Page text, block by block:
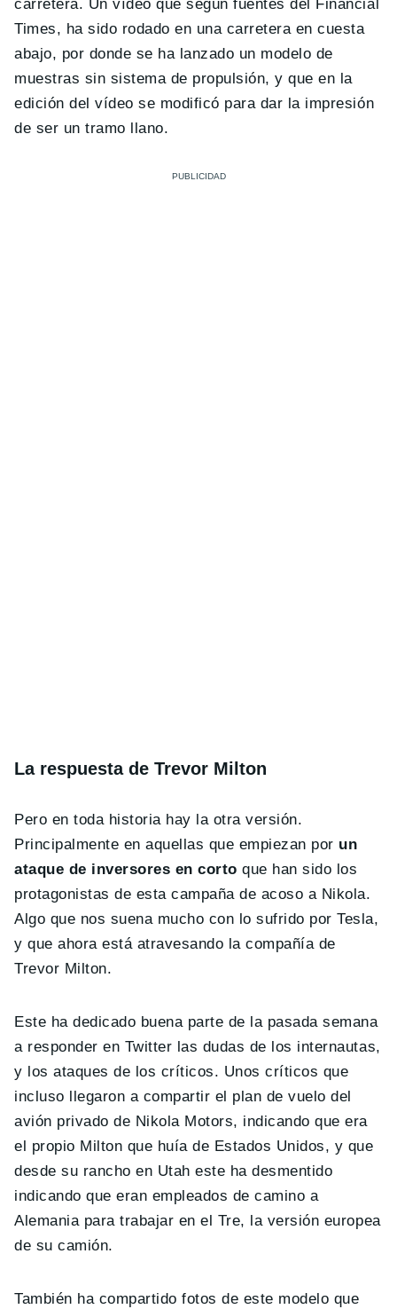
carretera. Un vídeo que según fuentes del Financial
Times, ha sido rodado en una carretera en cuesta
abajo, por donde se ha lanzado un modelo de
muestras sin sistema de propulsión, y que en la
edición del vídeo se modificó para dar la impresión
de ser un tramo llano.
La respuesta de Trevor Milton
Pero en toda historia hay la otra versión.
Principalmente en aquellas que empiezan por un
ataque de inversores en corto que han sido los
protagonistas de esta campaña de acoso a Nikola.
Algo que nos suena mucho con lo sufrido por Tesla,
y que ahora está atravesando la compañía de
Trevor Milton.
Este ha dedicado buena parte de la pasada semana
a responder en Twitter las dudas de los internautas,
y los ataques de los críticos. Unos críticos que
incluso llegaron a compartir el plan de vuelo del
avión privado de Nikola Motors, indicando que era
el propio Milton que huía de Estados Unidos, y que
desde su rancho en Utah este ha desmentido
indicando que eran empleados de camino a
Alemania para trabajar en el Tre, la versión europea
de su camión.
También ha compartido fotos de este modelo que